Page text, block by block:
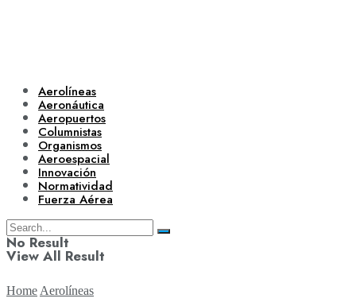
Aerolíneas
Aeronáutica
Aeropuertos
Columnistas
Organismos
Aeroespacial
Innovación
Normatividad
Fuerza Aérea
No Result
View All Result
Home Aerolíneas